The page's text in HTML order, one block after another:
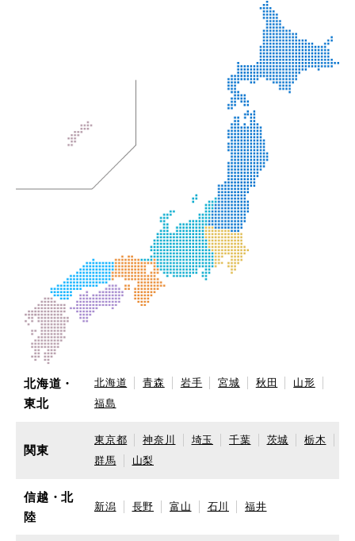
北海道・
東北
北海道 青森 岩手 宮城 秋田
山形
福島
関東
東京都 神奈川 埼玉 千葉 茨城
栃木
群馬
山梨
信越・北
陸
新潟 長野 富山 石川 福井